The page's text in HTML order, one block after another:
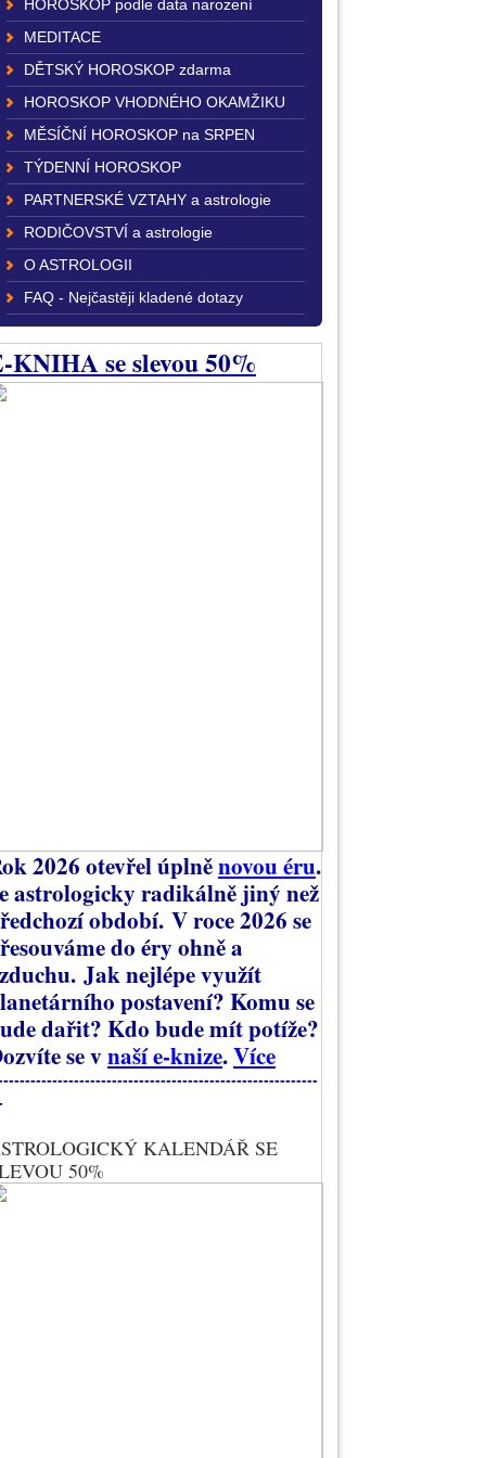
HOROSKOP podle data narození
MEDITACE
DĚTSKÝ HOROSKOP zdarma
HOROSKOP VHODNÉHO OKAMŽIKU
MĚSÍČNÍ HOROSKOP na SRPEN
TÝDENNÍ HOROSKOP
PARTNERSKÉ VZTAHY a astrologie
RODIČOVSTVÍ a astrologie
O ASTROLOGII
FAQ - Nejčastěji kladené dotazy
KNIHA se slevou 50%
2026 otevřel úplněnovou éru.
astrologicky radikálně jiný než
období. V roce 2026 se
do éry ohně a
Jak nejlépe využít
postavení? Komu se
dařit? Kdo bude mít potíže?
se vnaší e-knize.Více
KALENDÁŘ SE
50%